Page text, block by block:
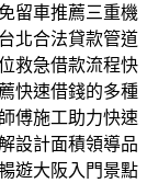
留車推薦三重機
北合法貸款管道
救急借款流程快
快速借錢的多種
傅施工助力快速
設計面積領導品
遊大阪入門景點